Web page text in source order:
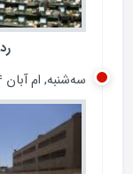
سه‌شنبه, ام آبان ۱۴۰۴